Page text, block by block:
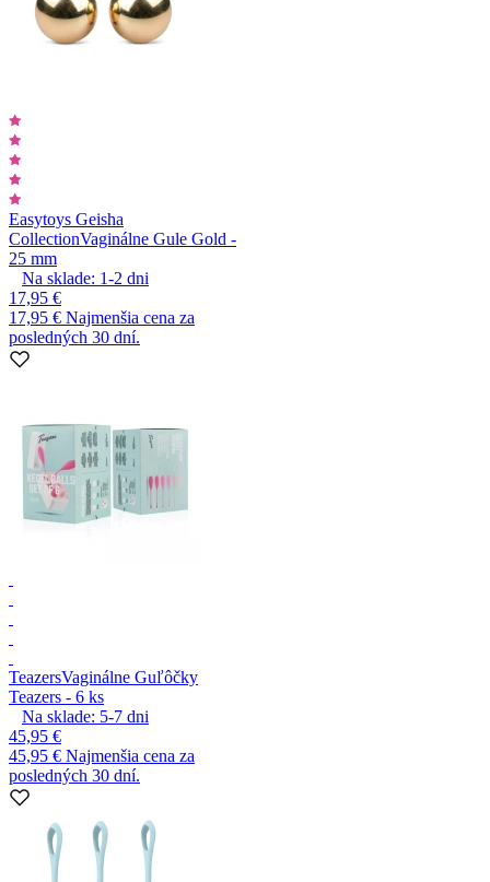
Easytoys Geisha
CollectionVaginálne Gule Gold -
25 mm
Na sklade: 1-2 dni
17,95 €
17,95 € Najmenšia cena za
posledných 30 dní.
TeazersVaginálne Guľôčky
Teazers - 6 ks
Na sklade: 5-7 dni
45,95 €
45,95 € Najmenšia cena za
posledných 30 dní.